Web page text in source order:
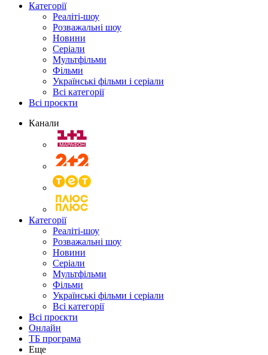
Категорії
Реаліті-шоу
Розважальні шоу
Новини
Серіали
Мультфільми
Фільми
Українські фільми і серіали
Всі категорії
Всі проєкти
Канали
Категорії
Реаліті-шоу
Розважальні шоу
Новини
Серіали
Мультфільми
Фільми
Українські фільми і серіали
Всі категорії
Всі проєкти
Онлайн
ТБ програма
Еще